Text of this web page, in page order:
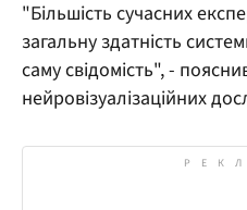
"Більшість сучасних
загальну здатність
саму свідомість", -
нейровізуалізаційних